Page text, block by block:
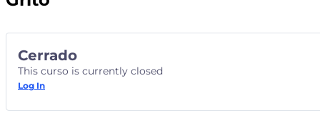
Cerrado
This curso is currently closed
Log In